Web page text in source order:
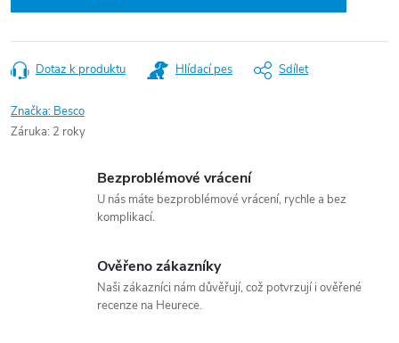
Dotaz k produktu Hlídací pes Sdílet
Značka: Besco
Záruka: 2 roky
Bezproblémové vrácení
U nás máte bezproblémové vrácení, rychle a bez
komplikací.
Ověřeno zákazníky
Naši zákazníci nám důvěřují, což potvrzují i ověřené
recenze na Heurece.